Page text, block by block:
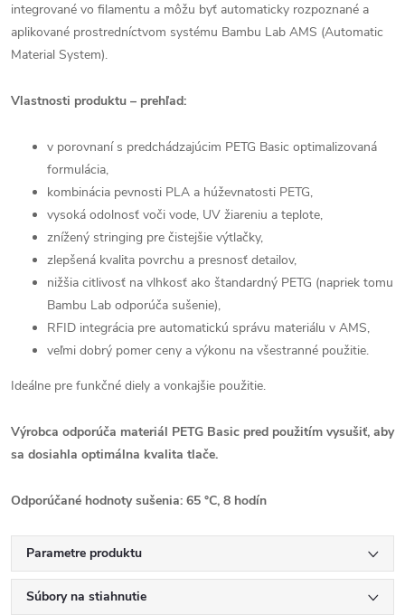
integrované vo filamentu a môžu byť automaticky rozpoznané a
aplikované prostredníctvom systému Bambu Lab AMS (Automatic
Material System).
Vlastnosti produktu – prehľad:
v porovnaní s predchádzajúcim PETG Basic optimalizovaná
formulácia,
kombinácia pevnosti PLA a húževnatosti PETG,
vysoká odolnosť voči vode, UV žiareniu a teplote,
znížený stringing pre čistejšie výtlačky,
zlepšená kvalita povrchu a presnosť detailov,
nižšia citlivosť na vlhkosť ako štandardný PETG (napriek tomu
Bambu Lab odporúča sušenie),
RFID integrácia pre automatickú správu materiálu v AMS,
veľmi dobrý pomer ceny a výkonu na všestranné použitie.
Ideálne pre funkčné diely a vonkajšie použitie.
Výrobca odporúča materiál PETG Basic pred použitím vysušiť, aby
sa dosiahla optimálna kvalita tlače.
Odporúčané hodnoty sušenia: 65 °C, 8 hodín
Parametre produktu
Súbory na stiahnutie